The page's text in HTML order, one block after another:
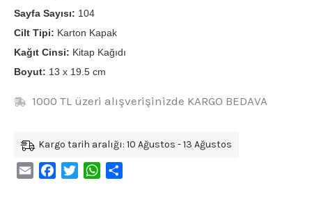
Sayfa Sayısı: 104
Cilt Tipi: Karton Kapak
Kağıt Cinsi: Kitap Kağıdı
Boyut: 13 x 19.5 cm
1000 TL üzeri alışverişinizde KARGO BEDAVA
Kargo tarih aralığı: 10 Ağustos - 13 Ağustos
Email FacebookTwitterWhatsApp